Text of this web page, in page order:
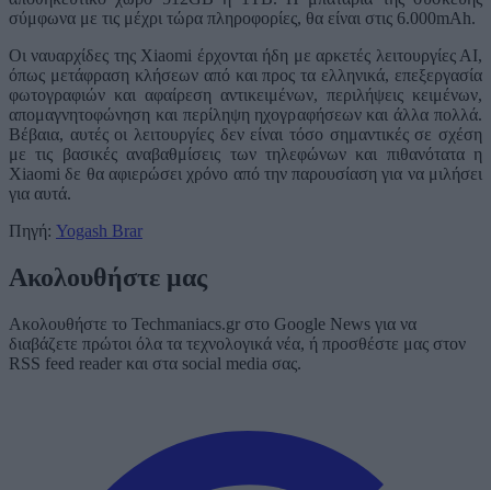
σύμφωνα με τις μέχρι τώρα πληροφορίες, θα είναι στις 6.000mAh.
Οι ναυαρχίδες της Xiaomi έρχονται ήδη με αρκετές λειτουργίες ΑΙ,
όπως μετάφραση κλήσεων από και προς τα ελληνικά, επεξεργασία
φωτογραφιών και αφαίρεση αντικειμένων, περιλήψεις κειμένων,
απομαγνητοφώνηση και περίληψη ηχογραφήσεων και άλλα πολλά.
Βέβαια, αυτές οι λειτουργίες δεν είναι τόσο σημαντικές σε σχέση
με τις βασικές αναβαθμίσεις των τηλεφώνων και πιθανότατα η
Xiaomi δε θα αφιερώσει χρόνο από την παρουσίαση για να μιλήσει
για αυτά.
Πηγή: Yogash Brar
Ακολουθήστε μας
Ακολουθήστε το Techmaniacs.gr στο Google News για να
διαβάζετε πρώτοι όλα τα τεχνολογικά νέα, ή προσθέστε μας στον
RSS feed reader και στα social media σας.